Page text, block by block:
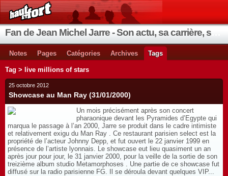
Notes Pages Catégories Archives Tags
Tag > live millions of stars
25 octobre 2012
Showcase au Man Ray (31/01/2000)
Un mois précisément après son concert
pharaonique devant les Pyramides d’Egypte qui
marqua le passage à l’an 2000, Jarre se produit dans le cadre intimiste
et relativement exigu du Man Ray . Ce restaurant parisien select est la
propriété de l’acteur Johnny Depp, et fut ouvert le 22 janvier 1999 en
présence de l’artiste lyonnais. Le showcase eut lieu quasiment un an
après jour pour jour, le 31 janvier 2000, pour la veille de la sortie de son
treizième album studio Metamorphoses . Une partie de ce showcase fut
diffusé sur la radio parisienne FG. Il se déroula devant quelques VIP...